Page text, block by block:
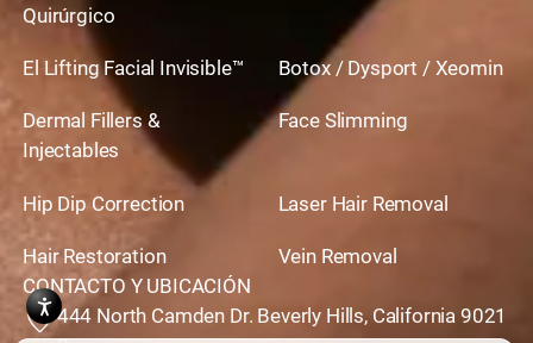
Quirúrgico
El Lifting Facial Invisible™ Botox / Dysport / Xeomin
Dermal Fillers &
Injectables
Face Slimming
Hip Dip Correction Laser Hair Removal
Hair Restoration
Vein Removal
CONTACTO Y UBICACIÓN
444 North Camden Dr. Beverly Hills, California 9021